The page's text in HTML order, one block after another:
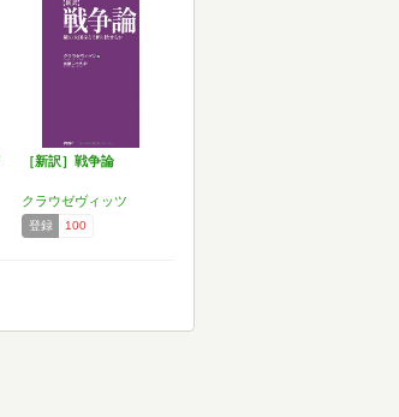
［新訳］戦争論
クラウゼヴィッツ
登録 100